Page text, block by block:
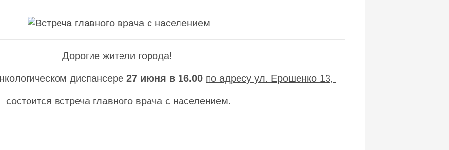
Дорогие жители города!
диспансере 27 июня в 16.00 по адресу ул. Ерошенко 13,
состоится встреча главного врача с населением.